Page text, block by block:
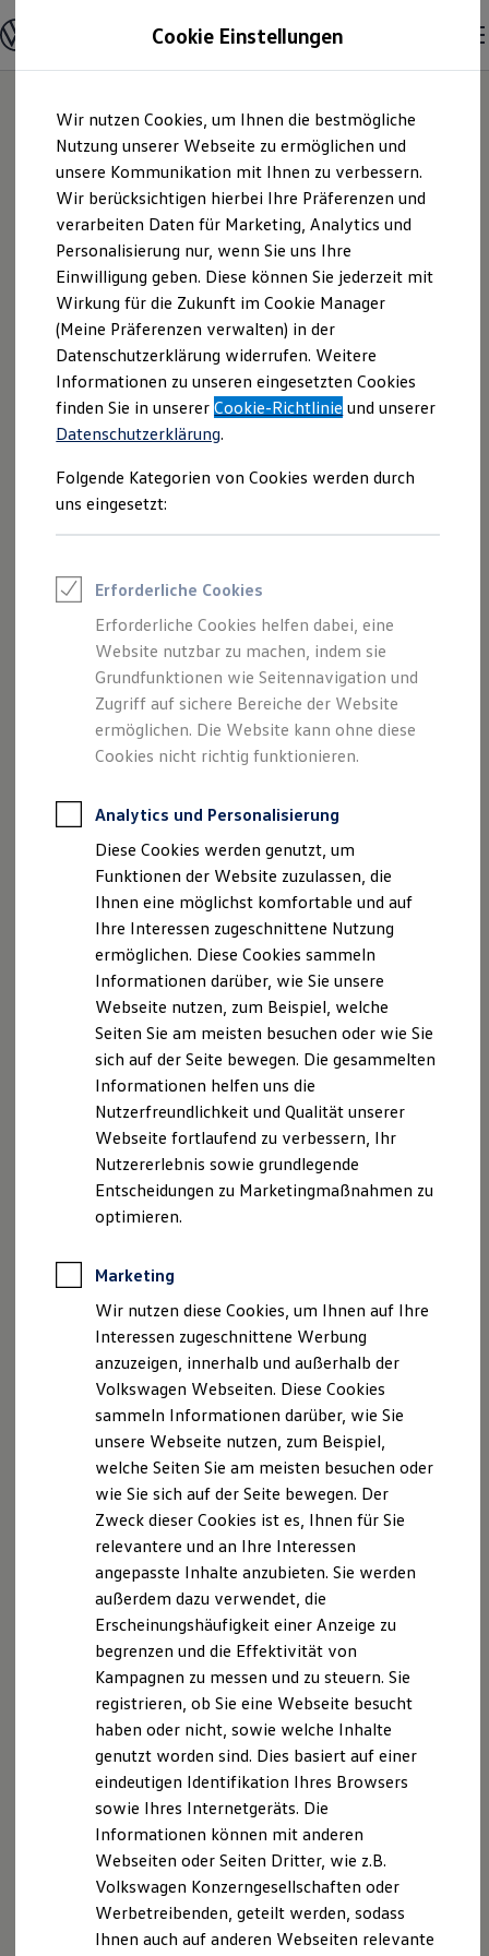
Hauptinhalt
springen
Footer
springen
Modelle & Konfigurator
Nutzfahrzeugkategorien entdecken
Modelle konfigurieren
Vorgängermodelle und Oldtimer
Vorgängermodelle
Oldtimer
Bulli Historie
Branchenlösungen & Gewerbekunden
Umbaulösungen und Hersteller finden
Auf- und Umbauten entdecken & konfigurieren
Groß- und Sonderkunden
Großkunden
Kommunen & Behörden
Journalisten
Sportvereine
Branchenlösungen
Bau & Handwerk
Gewerbliche Personenbeförderung
Service & mobile Werkstätten
Kurier, Logistik & Handel
Kühlfahrzeuge
Feuerwehr
ONE Business ID Vorteile
Fahrzeuge online kaufen
Digitaler Marktplatz
Kauf & Finanzierung
Online-Fahrzeugbewertung
Aktionen & Angebote
E-Auto-Förderung
Für Privatkunden
Für Gewerbekunden
Profi Paket
ProfiPartner für Gebrauchtwagen
Finanzierung
Für Privatkunden
Für Gewerbekunden
Leasing
Für Privatkunden
Für Gewerbekunden
Versicherungen & Garantien
Garantien
Kfz-Versicherung für Nutzfahrzeuge
Restschuldversicherung
Wartungsverträge
Besitzer & Service
Reparatur & Service
Sommer-Special
Reparatur, Pflege & Inspektion
Servicetermin anfragen
Service-Vorteile bei Volkswagen Nutzfahrzeuge
ServicePlus
Economy Service
Räder & Reifen Service
Notdienst und Pannenhilfe
Software, Konnektivität & Apps
California App
VW Connect für Ihren ID. Buzz
VW Connect für Ihren Transporter/Caravelle
VW Connect für Ihren Amarok
VW Connect für andere Modelle
Connect Pro
Fleet Interface Data
Multistop Pathfinder
Übersicht Software Updates
Digitales Bordbuch
Fahrerassistenz- und Sicherheitssysteme
Kontrollleuchten
Batterieverordnung
XTL-Dieselkraftstoff
Ersatzteile und Betriebsflüssigkeiten
Original Zubehör und Lifestyle Produkte
myVolkswagen
myVolkswagen Business
Elektrisch & Autonom
Elektro - & Hybridfahrzeuge
Unser Ansatz
Klimafreundlicher Strom
Reichweite & Ladelösungen
Reichweitensimulator
Ladezeitensimulator
Ladelösungen für Privatkunden
Ladelösungen für Gewerbekunden
Bidirektionales Laden
Förderung & Kosten der Elektrofahrzeuge
Fördermöglichkeiten für Privatkunden
Dannacker &
Laudien GmbH |
Impressum &
Rechtliches
Hier finden Sie Informationen über die
Dannacker & Laudien GmbH als
verantwortliche Anbieterin von Inhalten
und Angeboten, die auf dieser Webseite
Impressum
Datenschutzerklärung
Impressum
Dannacker & Laudien GmbH
August-Horch-Straße 22
21337 Lüneburg
Kommunikation:
info@maz-gruppe.de
04131 / 8886 – 800
04131 / 8886 – 801
USt.-IdNr.: DE289454918
Geschäftsführung: Achim Wolter, Christian
Hackbarth, Laura Wolter, Sophie Wolter
Registernummer: Amtsgericht Lüneburg, HRB 204359
Sitz der Gesellschaft: Lüneburg
Gebundener Versicherungsvertreter, Bundesrepublik
Deutschland nach § 34d Abs. 7 Nr. 1 GewO
Aufsichtsbehörde: IHK Lüneburg-Wolfsburg
Am Sande 1
21335 Lüneburg
Versicherungsvermittler (
www.vermittlerregister.info)RegisterNr. D-AOV6-
NNMR8-21
Mitglied der Industrie- und Handelskammer Lüneburg-
Wolfsburg
Am Sande 1
21335 Lüneburg
Berufsrechtliche Regelungen:
– §34 d Gewerbeordnung (ggf. § 34 e
Gewerbeordnung)
– §§ 59 – 68 VVG
– VersVermV
Die berufsrechtlichen Regelungen können über
www.gesetze-im-internet.deeingesehen werden.
Hinweis gemäß § 36
Verbraucherstreitbeilegungsgesetz (VSBG)
Cookie Einstellungen
Wir nutzen Cookies, um Ihnen die bestmögliche
Nutzung unserer Webseite zu ermöglichen und
unsere Kommunikation mit Ihnen zu verbessern.
Wir berücksichtigen hierbei Ihre Präferenzen und
verarbeiten Daten für Marketing, Analytics und
Personalisierung nur, wenn Sie uns Ihre
Einwilligung geben. Diese können Sie jederzeit mit
Wirkung für die Zukunft im Cookie Manager
(Meine Präferenzen verwalten) in der
Datenschutzerklärung widerrufen. Weitere
Informationen zu unseren eingesetzten Cookies
finden Sie in unsererCookie-Richtlinie und unserer
Datenschutzerklärung.
Folgende Kategorien von Cookies werden durch
uns eingesetzt:
Erforderliche Cookies
Erforderliche Cookies helfen dabei, eine
Website nutzbar zu machen, indem sie
Grundfunktionen wie Seitennavigation und
Zugriff auf sichere Bereiche der Website
ermöglichen. Die Website kann ohne diese
Cookies nicht richtig funktionieren.
Analytics und Personalisierung
Diese Cookies werden genutzt, um
Funktionen der Website zuzulassen, die
Ihnen eine möglichst komfortable und auf
Ihre Interessen zugeschnittene Nutzung
ermöglichen. Diese Cookies sammeln
Informationen darüber, wie Sie unsere
Webseite nutzen, zum Beispiel, welche
Seiten Sie am meisten besuchen oder wie Sie
sich auf der Seite bewegen. Die gesammelten
Informationen helfen uns die
Nutzerfreundlichkeit und Qualität unserer
Webseite fortlaufend zu verbessern, Ihr
Nutzererlebnis sowie grundlegende
Entscheidungen zu Marketingmaßnahmen zu
optimieren.
Marketing
Wir nutzen diese Cookies, um Ihnen auf Ihre
Interessen zugeschnittene Werbung
anzuzeigen, innerhalb und außerhalb der
Volkswagen Webseiten. Diese Cookies
sammeln Informationen darüber, wie Sie
unsere Webseite nutzen, zum Beispiel,
welche Seiten Sie am meisten besuchen oder
wie Sie sich auf der Seite bewegen. Der
Zweck dieser Cookies ist es, Ihnen für Sie
relevantere und an Ihre Interessen
angepasste Inhalte anzubieten. Sie werden
außerdem dazu verwendet, die
Erscheinungshäufigkeit einer Anzeige zu
begrenzen und die Effektivität von
Kampagnen zu messen und zu steuern. Sie
registrieren, ob Sie eine Webseite besucht
haben oder nicht, sowie welche Inhalte
genutzt worden sind. Dies basiert auf einer
eindeutigen Identifikation Ihres Browsers
sowie Ihres Internetgeräts. Die
Informationen können mit anderen
Webseiten oder Seiten Dritter, wie z.B.
Volkswagen Konzerngesellschaften oder
Werbetreibenden, geteilt werden, sodass
Ihnen auch auf anderen Webseiten relevante